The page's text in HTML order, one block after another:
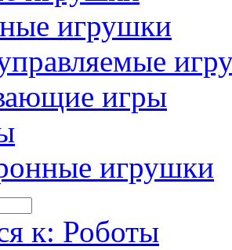
игрушки
игры
игрушки
к: Роботы